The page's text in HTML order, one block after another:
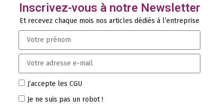
Inscrivez-vous à notre Newsletter
Et recevez chaque mois nos articles dédiés à l’entreprise
J’accepte les CGU
Je ne suis pas un robot !